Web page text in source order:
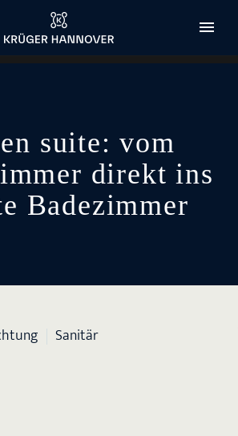
suite: vom
direkt ins
Badezimmer
Sanitär